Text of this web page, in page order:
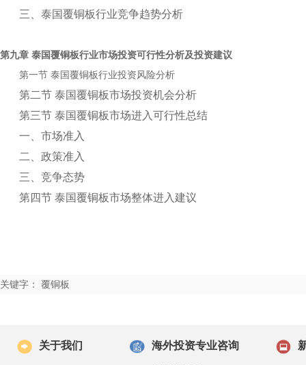
三、泰国覆铜板行业竞争趋势分析
第九章 泰国覆铜板行业市场投资可行性分析及投资建议
第一节 泰国覆铜板行业投资风险分析
第二节 泰国覆铜板市场投资机会分析
第三节 泰国覆铜板市场进入可行性总结
一、市场准入
二、政策准入
三、竞争态势
第四节 泰国覆铜板市场整体进入建议
关键字： 覆铜板
关于我们 海外投资专业咨询